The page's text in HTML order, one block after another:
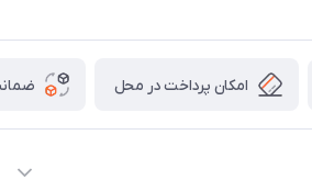
امکان پرداخت در محل